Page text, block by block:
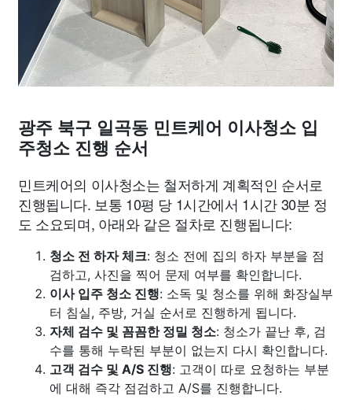
광주 북구 일곡동 민트케어 이사청소 입
주청소 진행 순서
민트케어의 이사청소는 철저하게 계획적인 순서로
진행됩니다. 보통 10평 당 1시간에서 1시간 30분 정
도 소요되며, 아래와 같은 절차로 진행됩니다:
청소 전 하자 체크: 청소 전에 집의 하자 부분을 점
검하고, 사진을 찍어 문제 여부를 확인합니다.
이사 입주 청소 진행: 소독 및 청소를 위해 화장실부
터 침실, 주방, 거실 순서로 진행하게 됩니다.
자체 검수 및 꼼꼼한 정밀 청소: 청소가 끝난 후, 검
수를 통해 누락된 부분이 없는지 다시 확인합니다.
고객 검수 및 A/S 진행: 고객이 따로 요청하는 부분
에 대해 즉각 점검하고 A/S를 진행합니다.